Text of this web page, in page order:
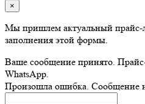
×
Мы пришлем актуальный прайс-
заполнения этой формы.
Ваше сообщение принято.
WhatsApp.
Произошла ошибка. Сообщение